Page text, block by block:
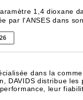
1,4 dioxane
par l'ANSES dans
dans la
DAVIDS distribue
leur